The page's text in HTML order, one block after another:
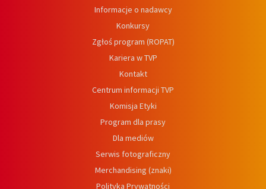
Informacje o nadawcy
Konkursy
Zgłoś program (ROPAT)
Kariera w TVP
Kontakt
Centrum informacji TVP
Komisja Etyki
Program dla prasy
Dla mediów
Serwis fotograficzny
Merchandising (znaki)
Polityka Prywatności